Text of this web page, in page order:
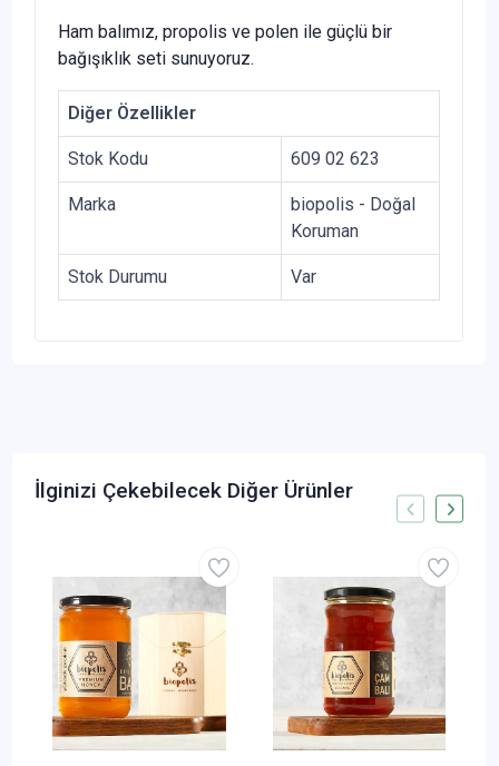
Ham balımız, propolis ve polen ile güçlü bir
bağışıklık seti sunuyoruz.
Diğer Özellikler
Stok Kodu 609 02 623
Marka
biopolis - Doğal
Koruman
Stok Durumu Var
İlginizi Çekebilecek Diğer Ürünler